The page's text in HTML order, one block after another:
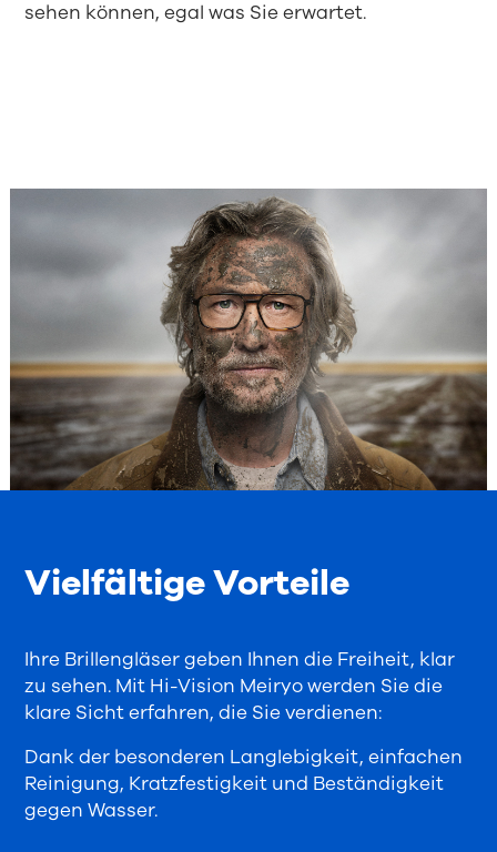
sehen können, egal was Sie erwartet.
Vielfältige Vorteile
Ihre Brillengläser geben Ihnen die Freiheit, klar
zu sehen. Mit Hi-Vision Meiryo werden Sie die
klare Sicht erfahren, die Sie verdienen:
Dank der besonderen Langlebigkeit, einfachen
Reinigung, Kratzfestigkeit und Beständigkeit
gegen Wasser.